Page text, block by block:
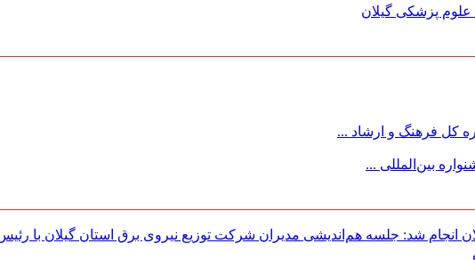
علوم پزشکی گیلان
کل فرهنگ و ارشاد ...
بین‌المللی ...
شد: جلسه هم‌اندیشی مدیران شركت توزیع نیروی برق استان گیلان با